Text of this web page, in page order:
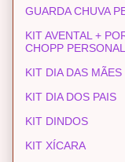
GUARDA CHUVA
KIT AVENTAL +
CHOPP
KIT DIA DAS MÃES
KIT DIA DOS PAIS
KIT DINDOS
KIT XÍCARA